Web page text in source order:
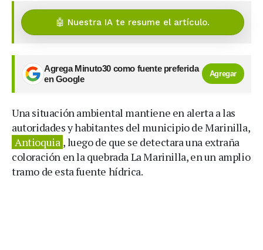
🤖 Nuestra IA te resume el artículo.
Agrega Minuto30 como fuente preferida
en Google
Agregar
Una situación ambiental mantiene en alerta a las
autoridades y habitantes del municipio de Marinilla,
Antioquia , luego de que se detectara una extraña
coloración en la quebrada La Marinilla, en un amplio
tramo de esta fuente hídrica.